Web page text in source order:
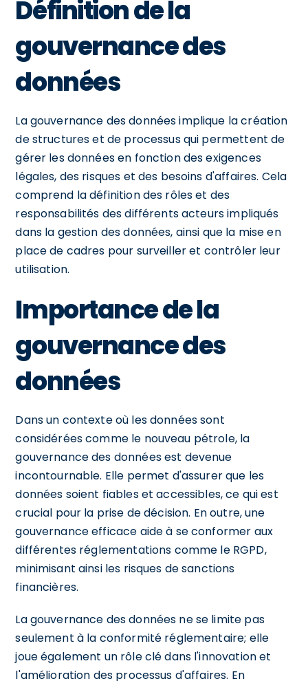
Définition de la
gouvernance des
données
La gouvernance des données implique la création
de structures et de processus qui permettent de
gérer les données en fonction des exigences
légales, des risques et des besoins d'affaires. Cela
comprend la définition des rôles et des
responsabilités des différents acteurs impliqués
dans la gestion des données, ainsi que la mise en
place de cadres pour surveiller et contrôler leur
utilisation.
Importance de la
gouvernance des
données
Dans un contexte où les données sont
considérées comme le nouveau pétrole, la
gouvernance des données est devenue
incontournable. Elle permet d'assurer que les
données soient fiables et accessibles, ce qui est
crucial pour la prise de décision. En outre, une
gouvernance efficace aide à se conformer aux
différentes réglementations comme le RGPD,
minimisant ainsi les risques de sanctions
financières.
La gouvernance des données ne se limite pas
seulement à la conformité réglementaire; elle
joue également un rôle clé dans l'innovation et
l'amélioration des processus d'affaires. En